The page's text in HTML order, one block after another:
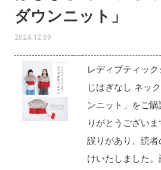
ダウンニット」
2024.12.09
レディブティッ
じはぎなし ネッ
ンニット」をご
りがとうござい
誤りがあり、読
けいたしました